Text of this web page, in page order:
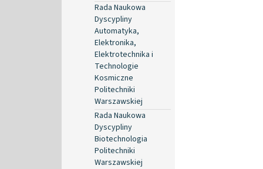
Rada Naukowa
Dyscypliny
Automatyka,
Elektronika,
Elektrotechnika i
Technologie
Kosmiczne
Politechniki
Warszawskiej
Rada Naukowa
Dyscypliny
Biotechnologia
Politechniki
Warszawskiej